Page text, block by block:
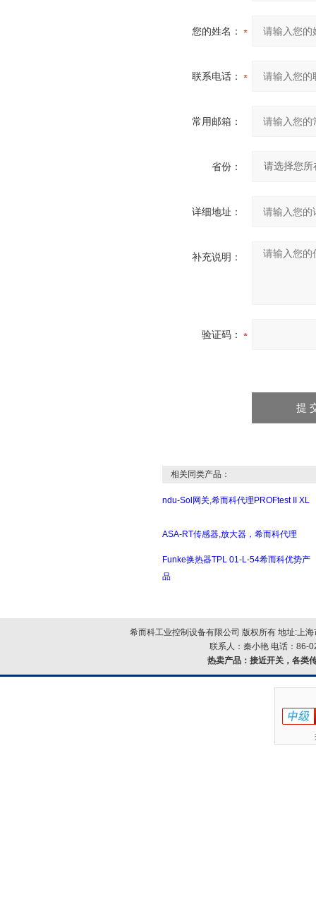
您的姓名：
联系电话：
常用邮箱：
省份：
详细地址：
补充说明：
验证码：
相关同类产品：
ndu-Sol网关,希而科代理PROFtest II XL
ASA-RT传感器,放大器，希而科代理
Funke换热器TPL 01-L-54希而科优势产
品
希而科工业控制设备有限公司 版权所有 地址:上
联系人：秦小艳 电话：86-
热卖产品： 接近开关，各类